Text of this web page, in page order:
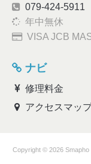
079-424-5911
年中無休
VISA JCB
ナビ
修理料金
アクセスマッ
Copyright © 2026